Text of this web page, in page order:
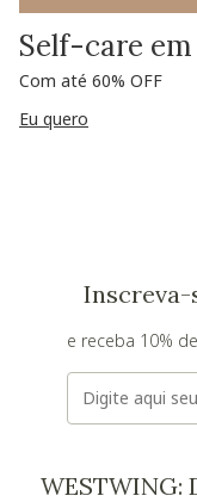
Self-care
Com até 60% OFF
Eu quero
Inscreva-
e receba 10%
E-mail
WESTWING: